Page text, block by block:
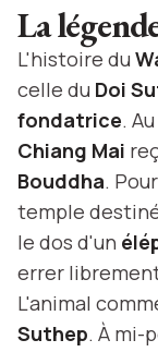
La
L'histoire du
celle du Doi
fondatrice.
Chiang Mai
Bouddha.
temple
le dos d'un
errer
L'animal
Suthep. À mi-